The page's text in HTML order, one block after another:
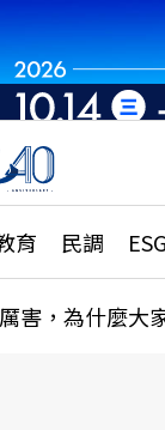
世界重組
育 民調 ESG
升學、職涯攻略
施政調查全解析
害，為什麼大